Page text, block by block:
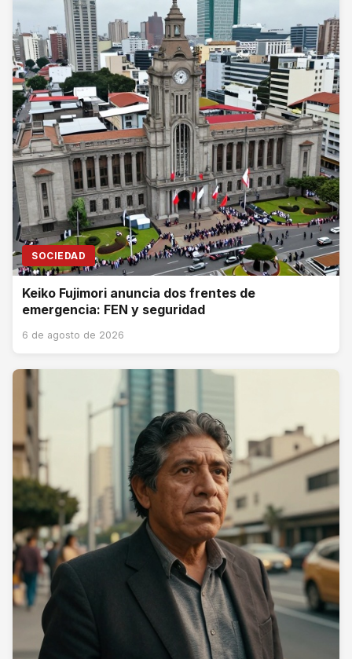
SOCIEDAD
Keiko Fujimori anuncia dos frentes de
emergencia: FEN y seguridad
6 de agosto de 2026